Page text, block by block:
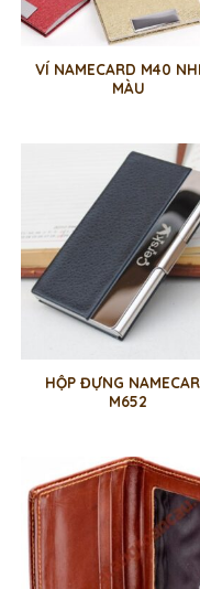
VÍ NAMECARD M40
MÀU
HỘP ĐỰNG
M652